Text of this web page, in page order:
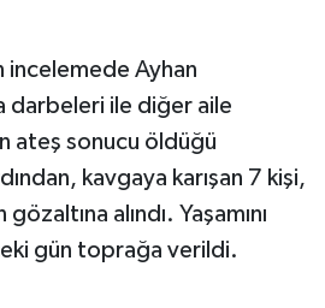
incelemede Ayhan
darbeleri ile diğer aile
ateş sonucu öldüğü
kavgaya karışan 7 kişi,
alındı. Yaşamını
gün toprağa verildi.